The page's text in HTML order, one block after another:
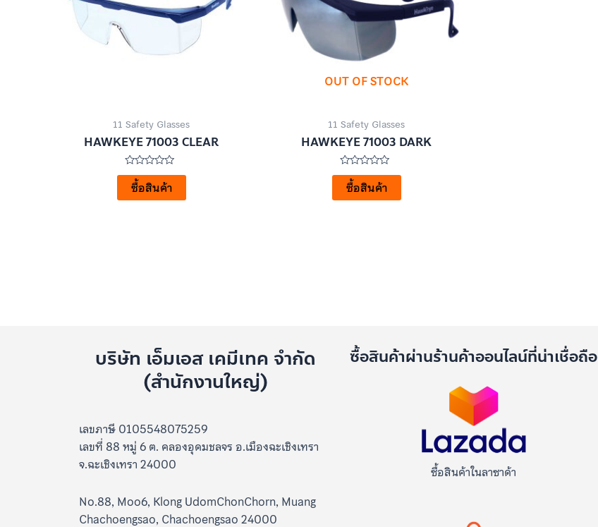
11 Safety Glasses
HAWKEYE 71003 CLEAR
ให้
คะแนน
ตั้งแต่
ซื้อสินค้า
OUT OF STOCK
11 Safety Glasses
HAWKEYE 71003 DARK
ให้
คะแนน
ตั้งแต่
ซื้อสินค้า
บริษัท เอ็มเอส เคมีเทค จำกัด
(สำนักงานใหญ่)
เลขภาษี 0105548075259
เลขที่ 88 หมู่ 6 ต. คลองอุดมชลจร อ.เมืองฉะเชิงเทรา
จ.ฉะเชิงเทรา 24000
No.88, Moo6, Klong UdomChonChorn, Muang
Chachoengsao, Chachoengsao 24000
ซื้อสินค้าผ่านร้านค้าออนไลน์ที่น่าเชื่อถือ
ซื้อสินค้าในลาซาด้า